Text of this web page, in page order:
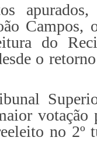
do
o
votação
no 2º